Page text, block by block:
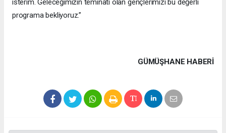
isterim. Geleceğimizin teminatı olan gençlerimizi bu değerli
programa bekliyoruz.”
GÜMÜŞHANE HABERİ